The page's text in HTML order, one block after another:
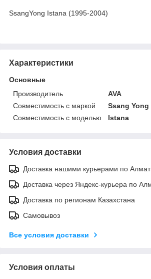
SsangYong Istana (1995-2004)
Характеристики
Основные
Производитель
AVA
Совместимость с маркой
Ssang Yong
Совместимость с моделью
Istana
Условия доставки
Доставка нашими курьерами по
Доставка через Яндекс-курьера по
Доставка по регионам Казахстана
Самовывоз
Все условия доставки
Условия оплаты